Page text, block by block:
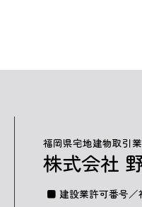
福岡県宅地建物取引
株式会社
建設業許可番号／